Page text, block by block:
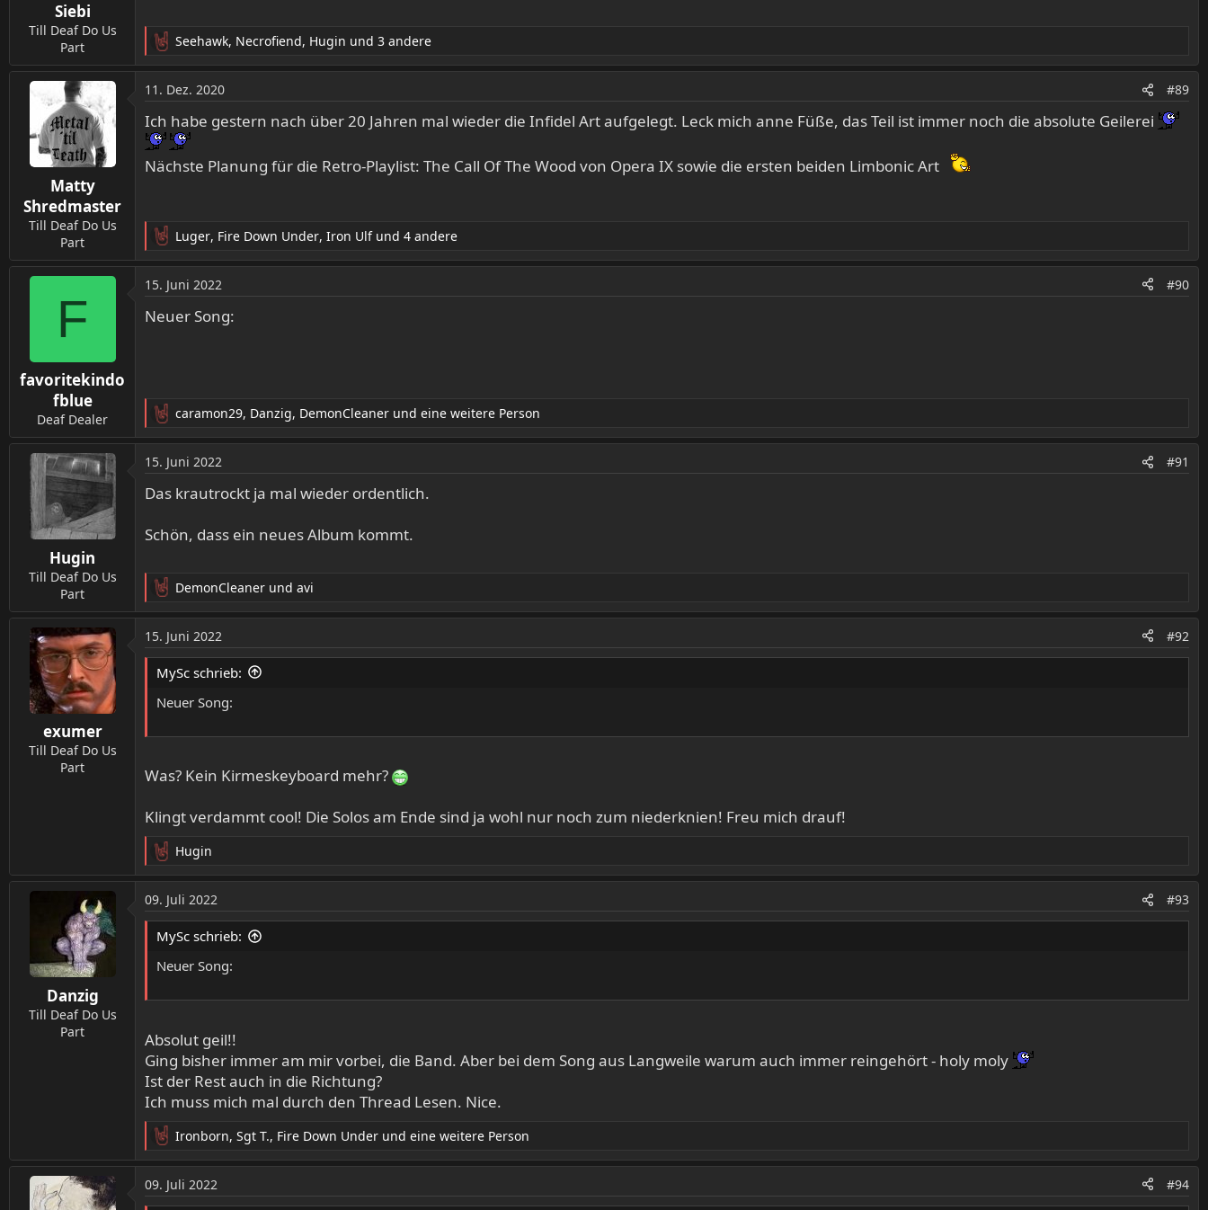
Siebi
Till Deaf Do Us
Part
R
e
a
k
t
i
o
n
Seehawk, Necrofiend, Hugin und 3 andere
Matty
Shredmaster
Till Deaf Do Us
Part
11. Dez. 2020 #89
Ich habe gestern nach über 20 Jahren mal wieder die Infidel Art aufgelegt. Leck mich anne Füße, das Teil ist immer noch die absolute Geilerei
Nächste Planung für die Retro-Playlist: The Call Of The Wood von Opera IX sowie die ersten beiden Limbonic Art
R
e
a
k
t
Luger, Fire Down Under, Iron Ulfund 4 andere
F
favoritekindo
fblue
Deaf Dealer
15. Juni 2022 #90
Neuer Song:
R
e
a
k
t
n
n
caramon29, Danzig, DemonCleaner und eine weitere Person
Hugin
Till Deaf Do Us
Part
15. Juni 2022 #91
Das krautrockt ja mal wieder ordentlich.
Schön, dass ein neues Album kommt.
R
e
a
k
t
o
DemonCleaner und avi
exumer
Till Deaf Do Us
Part
15. Juni 2022 #92
MySc schrieb:
Neuer Song:
Was? Kein Kirmeskeyboard mehr?
Klingt verdammt cool! Die Solos am Ende sind ja wohl nur noch zum niederknien! Freu mich drauf!
R
e
a
k
t
o
Hugin
Danzig
Till Deaf Do Us
Part
09. Juli 2022 #93
MySc schrieb:
Neuer Song:
Absolut geil!!
Ging bisher immer am mir vorbei, die Band. Aber bei dem Song aus Langweile warum auch immer reingehört - holy moly
Ist der Rest auch in die Richtung?
Ich muss mich mal durch den Thread Lesen. Nice.
R
e
a
k
Ironborn, Sgt T., Fire Down Under und eine weitere Person
09. Juli 2022 #94